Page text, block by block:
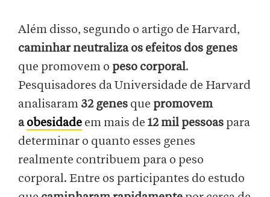
Além disso, segundo o artigo de Harvard,
caminhar neutraliza os efeitos dos genes
que promovem o peso corporal.
Pesquisadores da Universidade de Harvard
analisaram 32 genes que promovem
aobesidade em mais de 12 mil pessoas para
determinar o quanto esses genes
realmente contribuem para o peso
corporal. Entre os participantes do estudo